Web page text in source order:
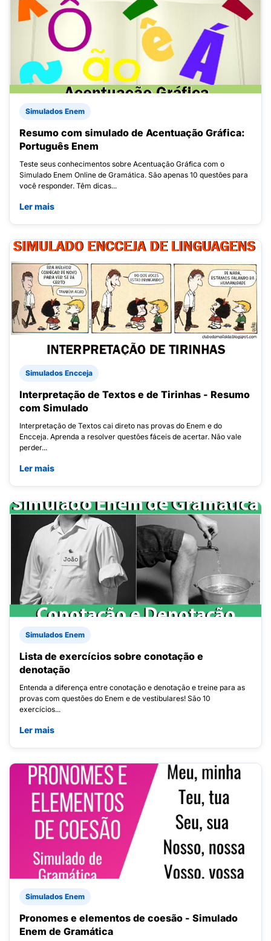
Simulados Enem
Resumo com simulado de Acentuação Gráfica:
Português Enem
Teste seus conhecimentos sobre Acentuação Gráfica com o
Simulado Enem Online de Gramática. São apenas 10 questões para
você responder. Têm dicas...
Ler mais
Simulados Encceja
Interpretação de Textos e de Tirinhas - Resumo
com Simulado
Interpretação de Textos cai direto nas provas do Enem e do
Encceja. Aprenda a resolver questões fáceis de acertar. Não vale
perder...
Ler mais
Simulados Enem
Lista de exercícios sobre conotação e
denotação
Entenda a diferença entre conotação e denotação e treine para as
provas com questões do Enem e de vestibulares! São 10
exercícios...
Ler mais
Simulados Enem
Pronomes e elementos de coesão - Simulado
Enem de Gramática